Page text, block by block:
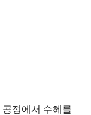
공정에서 수혜를